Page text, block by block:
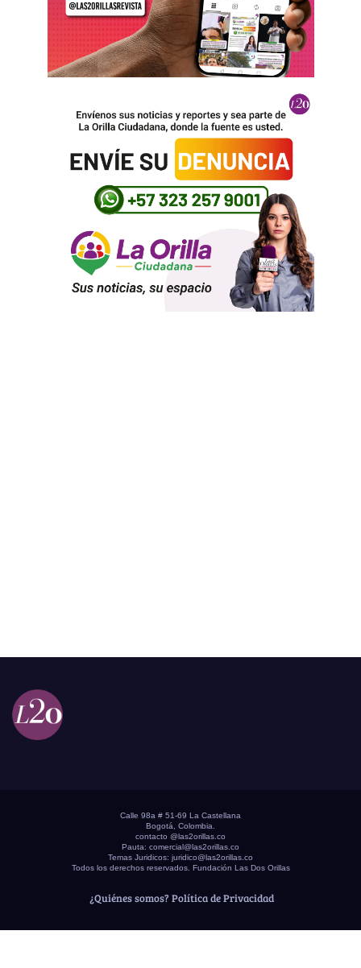
Calle 98a # 51-69 La Castellana
Bogotá, Colombia.
contacto @las2orillas.co
Pauta: comercial@las2orillas.co
Temas Juridicos: juridico@las2orillas.co
Todos los derechos reservados. Fundación Las Dos Orillas
¿Quiénes somos? Política de Privacidad